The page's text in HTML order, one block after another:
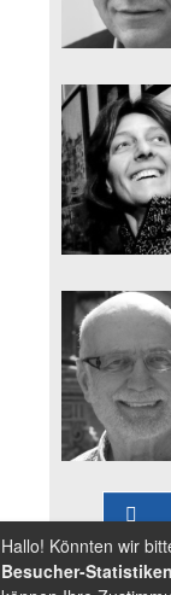
Hallo! Könnten wir
Besucher-